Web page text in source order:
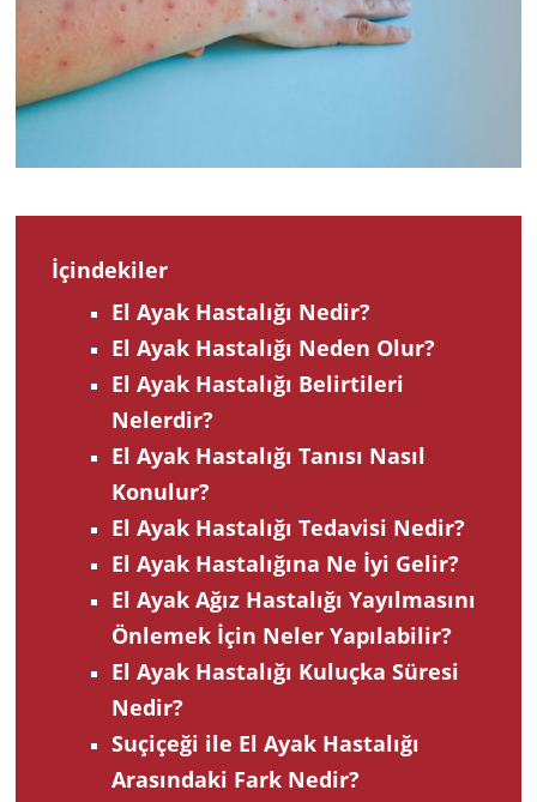
İçindekiler
El Ayak Hastalığı Nedir?
El Ayak Hastalığı Neden Olur?
El Ayak Hastalığı Belirtileri
Nelerdir?
El Ayak Hastalığı Tanısı Nasıl
Konulur?
El Ayak Hastalığı Tedavisi Nedir?
El Ayak Hastalığına Ne İyi Gelir?
El Ayak Ağız Hastalığı Yayılmasını
Önlemek İçin Neler Yapılabilir?
El Ayak Hastalığı Kuluçka Süresi
Nedir?
Suçiçeği ile El Ayak Hastalığı
Arasındaki Fark Nedir?